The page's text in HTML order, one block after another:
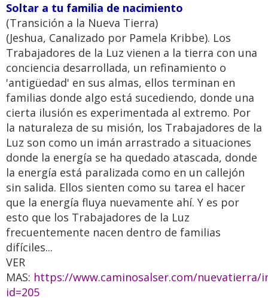
Soltar a tu familia de nacimiento
(Transición a la Nueva Tierra)
(Jeshua, Canalizado por Pamela Kribbe). Los
Trabajadores de la Luz vienen a la tierra con una
conciencia desarrollada, un refinamiento o
'antigüedad' en sus almas, ellos terminan en
familias donde algo está sucediendo, donde una
cierta ilusión es experimentada al extremo. Por
la naturaleza de su misión, los Trabajadores de la
Luz son como un imán arrastrado a situaciones
donde la energía se ha quedado atascada, donde
la energía está paralizada como en un callejón
sin salida. Ellos sienten como su tarea el hacer
que la energía fluya nuevamente ahí. Y es por
esto que los Trabajadores de la Luz
frecuentemente nacen dentro de familias
difíciles...
VER
MAS: https://www.caminosalser.com/nuevatierra/
id=205